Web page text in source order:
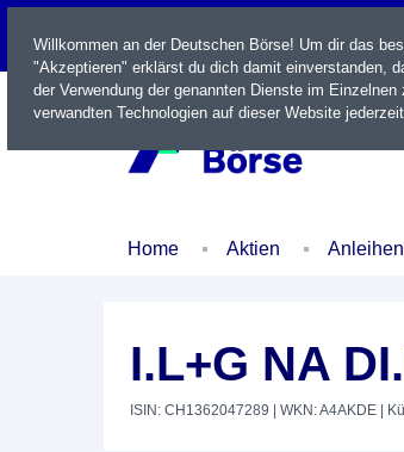
LIVE
Home Aktien Anleihen
I.L+G NA
ISIN: CH1362047289 | WKN: A4AKDE |
Willkommen an der Deutschen Börse! Um dir das
"Akzeptieren" erklärst du dich damit einverstanden,
der Verwendung der genannten Dienste im
verwandten Technologien auf dieser Website